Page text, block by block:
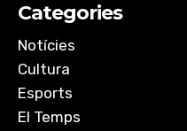
Categories
Notícies
Cultura
Esports
El Temps